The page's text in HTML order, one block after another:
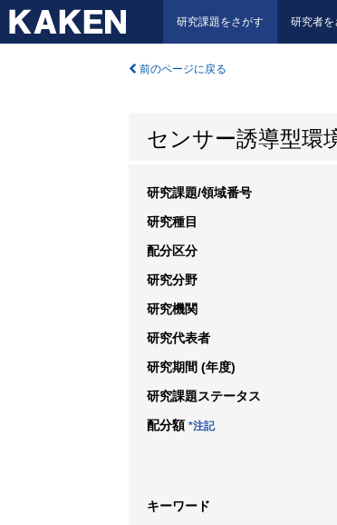
研究課題をさがす 研究者を
前のページに戻る
センサー誘導型環
研究課題/領域番号
研究種目
配分区分
研究分野
研究機関
研究代表者
研究期間 (年度)
研究課題ステータス
配分額 *注記
キーワード